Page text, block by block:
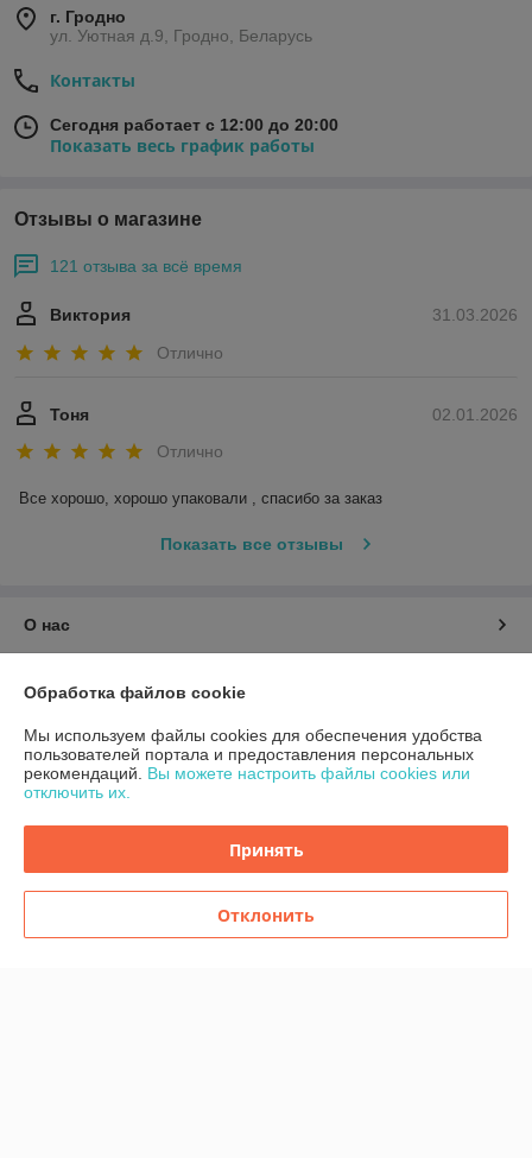
г. Гродно
ул. Уютная д.9, Гродно, Беларусь
Контакты
Сегодня работает с 12:00 до 20:00
Показать весь график работы
Отзывы о магазине
121 отзыва за всё время
31.03.2026
Виктория
Отлично
02.01.2026
Тоня
Отлично
Все хорошо, хорошо упаковали , спасибо за заказ
Показать все отзывы
О нас
Доставка и оплата
График работы
Обработка файлов cookie
Мы используем файлы cookies для обеспечения удобства
пользователей портала и предоставления персональных
рекомендаций. Вы можете настроить файлы cookies или
отключить их.
Принять
Отклонить